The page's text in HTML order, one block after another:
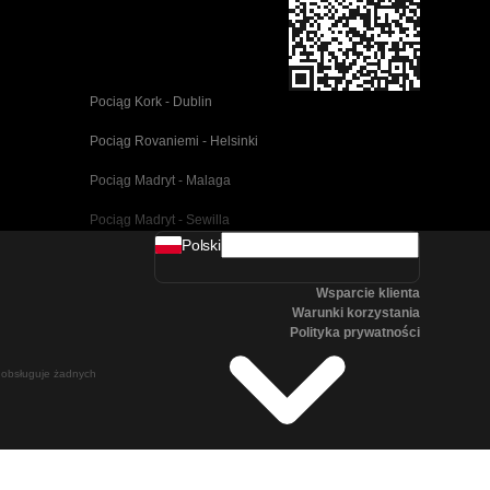
Pociąg Kork - Dublin
Pociąg Rovaniemi - Helsinki
Pociąg Madryt - Malaga
Pociąg Madryt - Sewilla
Pociąg Barcelona - Malaga
Pociąg Seul - Pusan
żadnych
Polski
Wsparcie klienta
Warunki korzystania
Polityka prywatności